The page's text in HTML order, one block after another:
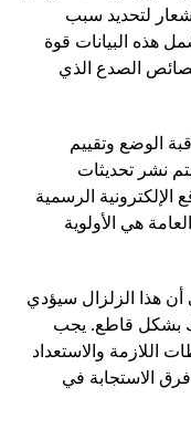
لتحديد سبب
هذه البيانات قوة
الصدع الذي
الوضع وتقييم
نشر تحديثات
الرسمية
هي الأولوية
هذا الزلزال سيؤدي
بشكل قاطع. يجب
اللازمة والاستعداد
الاستجابة في